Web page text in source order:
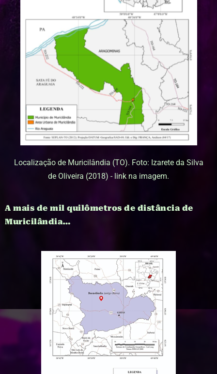
Localização de Muricilândia (TO). Foto: Izarete da Silva
de Oliveira (2018) - link na imagem.
A mais de mil quilômetros de distância de
Muricilândia…